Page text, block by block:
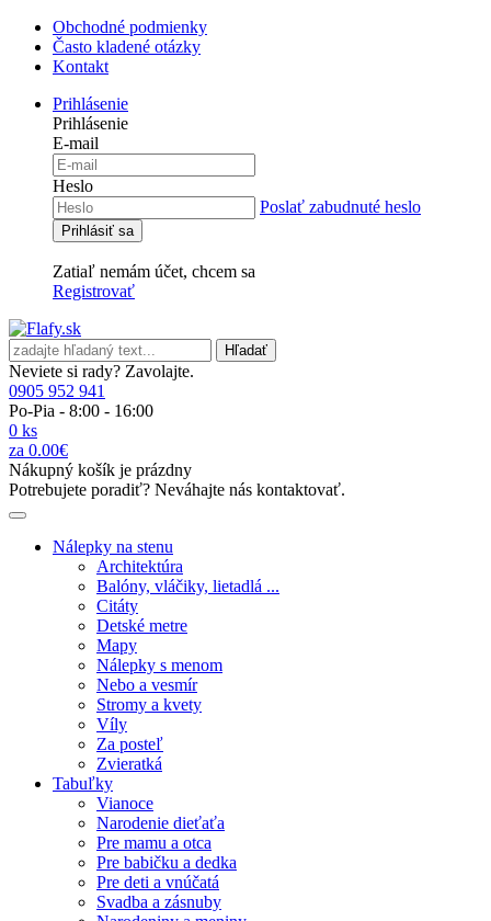
Obchodné podmienky
Často kladené otázky
Kontakt
Prihlásenie
Prihlásenie
E-mail
Heslo
Poslať zabudnuté heslo
Zatiaľ nemám účet, chcem sa
Registrovať
Hľadať
Neviete si rady? Zavolajte.
0905 952 941
Po-Pia - 8:00 - 16:00
0 ks
za 0.00€
Nákupný košík je prázdny
Potrebujete poradiť? Neváhajte nás kontaktovať.
Nálepky na stenu
Architektúra
Balóny, vláčiky, lietadlá ...
Citáty
Detské metre
Mapy
Nálepky s menom
Nebo a vesmír
Stromy a kvety
Víly
Za posteľ
Zvieratká
Tabuľky
Vianoce
Narodenie dieťaťa
Pre mamu a otca
Pre babičku a dedka
Pre deti a vnúčatá
Svadba a zásnuby